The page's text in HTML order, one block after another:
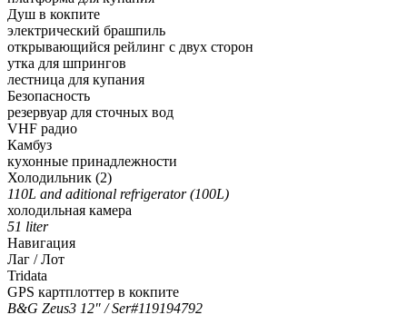
Душ в кокпите
электрический брашпиль
открывающийся рейлинг с двух сторон
утка для шпрингов
лестница для купания
Безопасность
резервуар для сточных вод
VHF радио
Камбуз
кухонные принадлежности
Холодильник (2)
110L and aditional refrigerator (100L)
холодильная камера
51 liter
Навигация
Лаг / Лот
Tridata
GPS картплоттер в кокпите
B&G Zeus3 12″ / Ser#119194792